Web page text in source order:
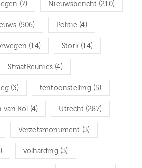
(7) Nieuwsbericht(210)
(506) Politie (4)
(14) Stork (14)
StraatReünies (4)
(3) tentoonstelling(5)
van Kol (4) Utrecht(287)
Verzetsmonument (3)
volharding(3)